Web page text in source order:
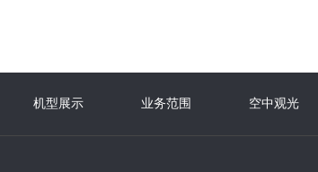
机型展示 业务范围 空中观光